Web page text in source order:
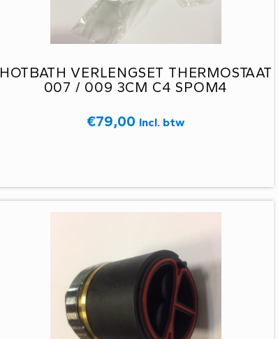
HOTBATH VERLENGSET THERMOSTAAT
007 / 009 3CM C4 SPOM4
€79,00 Incl. btw